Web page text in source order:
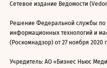
Сетевое издание Ведомости
Решение Федеральной службы по
информационных технологий и
(Роскомнадзор) от 27 ноября 2020
Учредитель: АО «Бизнес Ньюс